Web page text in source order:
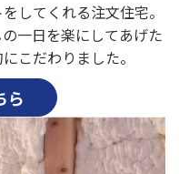
してくれる注文住宅。
一日を楽にしてあげた
こだわりました。
ら